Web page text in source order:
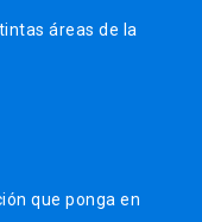
áreas de la
que ponga en